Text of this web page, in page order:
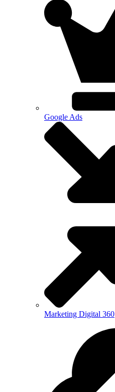
Google Ads
Marketing Digital 360